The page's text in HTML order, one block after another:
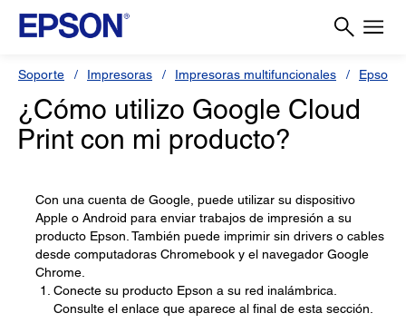
Soporte Impresoras Impresoras multifuncionales Epson
¿Cómo utilizo Google Cloud
Print con mi producto?
Con una cuenta de Google, puede utilizar su dispositivo
Apple o Android para enviar trabajos de impresión a su
producto Epson. También puede imprimir sin drivers o cables
desde computadoras Chromebook y el navegador Google
Chrome.
Conecte su producto Epson a su red inalámbrica.
Consulte el enlace que aparece al final de esta sección.